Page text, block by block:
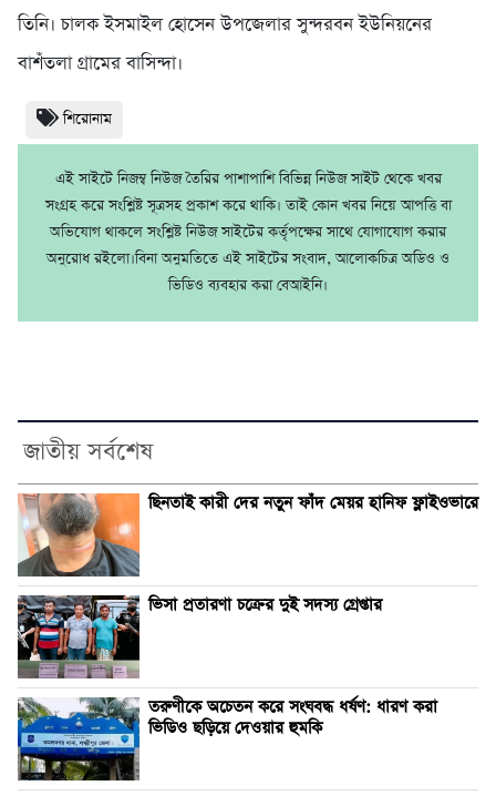
তিনি। চালক ইসমাইল হোসেন উপজেলার সুন্দরবন ইউনিয়নের
বাশঁতলা গ্রামের বাসিন্দা।
শিরোনাম
এই সাইটে নিজম্ব নিউজ তৈরির পাশাপাশি বিভিন্ন নিউজ সাইট থেকে খবর
সংগ্রহ করে সংশ্লিষ্ট সূত্রসহ প্রকাশ করে থাকি। তাই কোন খবর নিয়ে আপত্তি বা
অভিযোগ থাকলে সংশ্লিষ্ট নিউজ সাইটের কর্তৃপক্ষের সাথে যোগাযোগ করার
অনুরোধ রইলো।বিনা অনুমতিতে এই সাইটের সংবাদ, আলোকচিত্র অডিও ও
ভিডিও ব্যবহার করা বেআইনি।
জাতীয় সর্বশেষ
ছিনতাই কারী দের নতুন ফাঁদ মেয়র হানিফ ফ্লাইওভারে
ভিসা প্রতারণা চক্রের দুই সদস্য গ্রেপ্তার
তরুণীকে অচেতন করে সংঘবদ্ধ ধর্ষণ: ধারণ করা
ভিডিও ছড়িয়ে দেওয়ার হুমকি